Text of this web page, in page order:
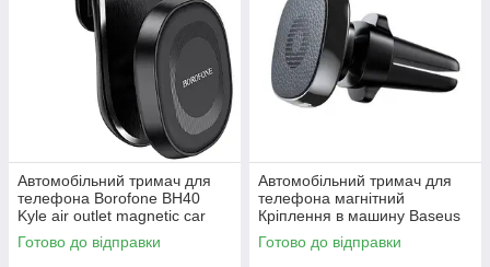
Автомобільний тримач для
телефона Borofone BH40
Kyle air outlet magnetic car
holder
Готово до відправки
Автомобільний тримач для
телефона магнітний
Кріплення в машину Baseus
SUMQ-PR01 Black
Готово до відправки